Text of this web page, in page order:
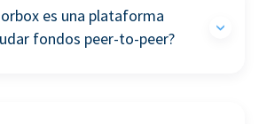
es una plataforma
fondos peer-to-peer?